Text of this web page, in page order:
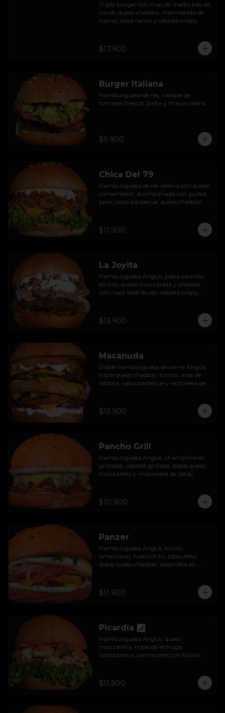
Triple burger con mas de medio kilo de
carne, queso cheddar, mermelada de
tocino, salsa ranch y cebolla crispy.
$17.900
Burger Italiana
Hamburguesa de res, rodajas de
tomates frescos, palta y mayo casera.
$9.900
Chica Del 79
Hamburguesa de res rellena con queso
camembert, acompañada con pulled
pork, salsa barbecue, queso cheddar,
$11.900
La Joyita
Hamburguesa Angus, papa camote
en hilo, queso mozzarella y cheddar
con roast beef de res, cebolla crispy,
$13.900
Macanuda
Doble hamburguesa de carne Angus,
triple queso cheddar, tocino, aros de
cebolla, salsa barbecue y lactonesa de
$13.900
Pancho Grill
Hamburguesa Angus, champiñones
grillados, cebolla grillada, doble queso
mozzarella y mayonesa de zetas.
$10.900
Panzer
Hamburguesa Angus, tocino
americano, huevo frito, ciboulette,
doble queso cheddar, pepinillos en
$11.900
Picardía
Hamburguesa Angus, queso
mozzarella, hojas de lechuga
hidropónica, camarones con tocino
$11.900